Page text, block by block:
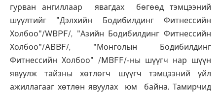
гурван ангиллаар явагдах бөгөөд тэмцээний
шүүлтийг "Дэлхийн Бодибилдинг Фитнессийн
Холбоо"/WBPF/, "Азийн Бодибилдинг Фитнессийн
Холбоо"/ABBF/, "Монголын Бодибилдинг
Фитнессийн Холбоо" /MBFF/-ны шүүгч нар шүүн
явуулж тайзны хөтлөгч шүүгч тэмцээний үйл
ажиллагааг хөтлөн явуулах юм байна. Тамирчид